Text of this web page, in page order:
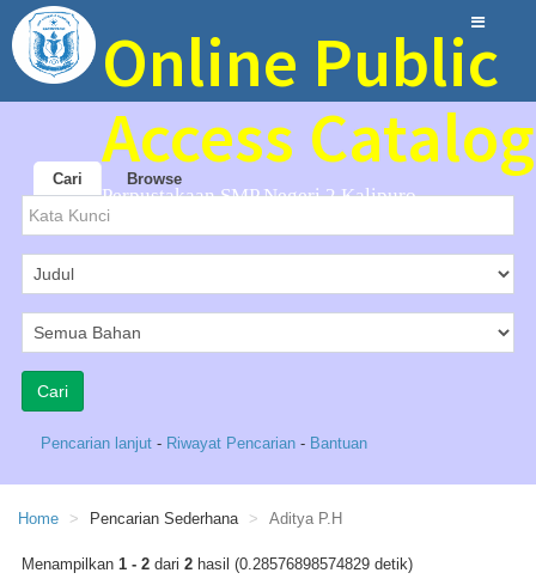
Online Public
Access Catalog
Perpustakaan SMP Negeri 2 Kalipuro
Cari Browse
Pencarian lanjut - Riwayat Pencarian - Bantuan
Home Pencarian Sederhana Aditya P.H
Menampilkan 1 - 2 dari 2 hasil (0.28576898574829 detik)